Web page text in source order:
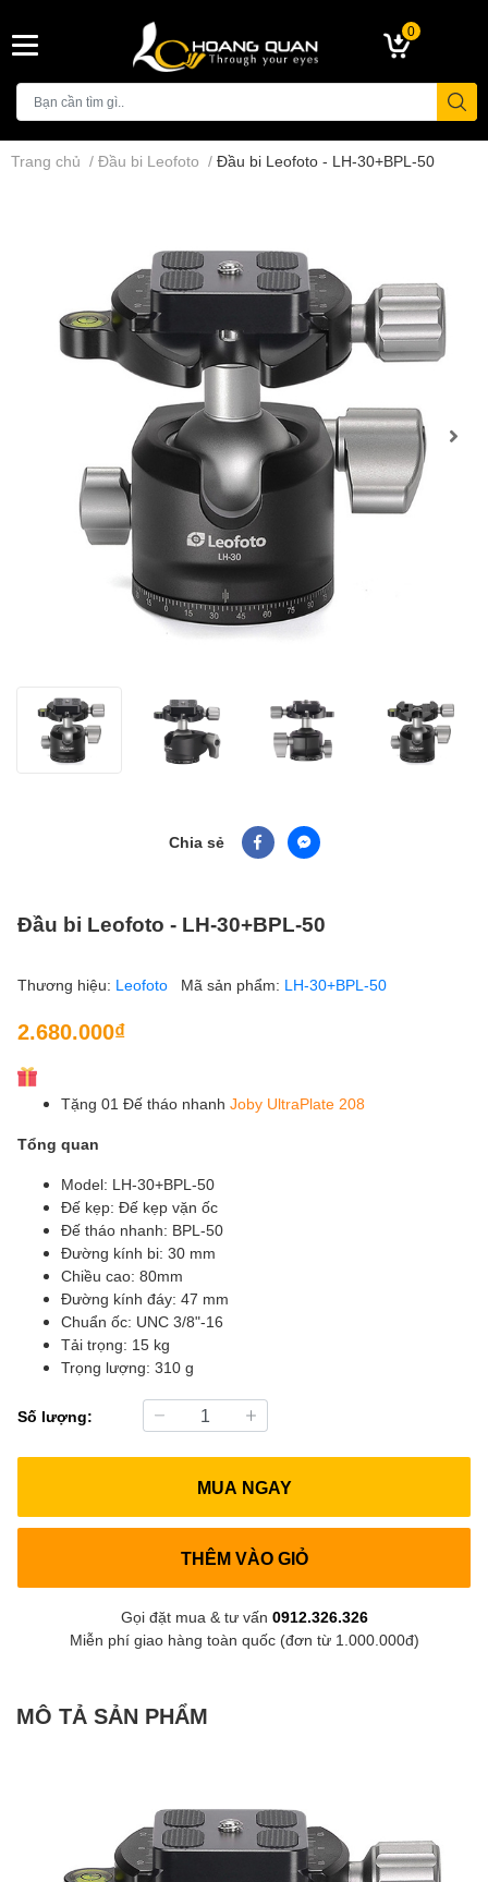
0
Trang chủ / Đầu bi Leofoto / Đầu bi Leofoto - LH-30+BPL-50
Chia sẻ
Đầu bi Leofoto - LH-30+BPL-50
Thương hiệu: Leofoto Mã sản phẩm: LH-30+BPL-50
2.680.000₫
Tặng 01 Đế tháo nhanh Joby UltraPlate 208
Tổng quan
Model: LH-30+BPL-50
Đế kẹp: Đế kẹp vặn ốc
Đế tháo nhanh: BPL-50
Đường kính bi: 30 mm
Chiều cao: 80mm
Đường kính đáy: 47 mm
Chuẩn ốc: UNC 3/8"-16
Tải trọng: 15 kg
Trọng lượng: 310 g
Số lượng:
MUA NGAY
THÊM VÀO GIỎ
Gọi đặt mua & tư vấn 0912.326.326
Miễn phí giao hàng toàn quốc (đơn từ 1.000.000đ)
MÔ TẢ SẢN PHẨM